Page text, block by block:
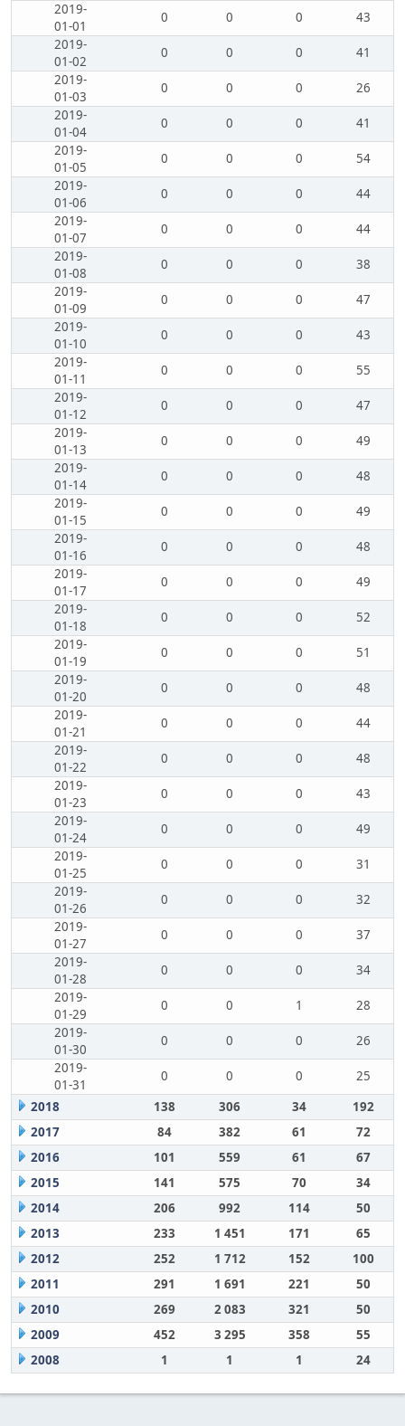
2019-
01-01
0 0 0
43
2019-
01-02
0 0 0
41
2019-
01-03
0 0 0
26
2019-
01-04
0 0 0
41
2019-
01-05
0 0 0
54
2019-
01-06
0 0 0
44
2019-
01-07
0 0 0
44
2019-
01-08
0 0 0
38
2019-
01-09
0 0 0
47
2019-
01-10
0 0 0
43
2019-
01-11
0 0 0
55
2019-
01-12
0 0 0
47
2019-
01-13
0 0 0
49
2019-
01-14
0 0 0
48
2019-
01-15
0 0 0
49
2019-
01-16
0 0 0
48
2019-
01-17
0 0 0
49
2019-
01-18
0 0 0
52
2019-
01-19
0 0 0
51
2019-
01-20
0 0 0
48
2019-
01-21
0 0 0
44
2019-
01-22
0 0 0
48
2019-
01-23
0 0 0
43
2019-
01-24
0 0 0
49
2019-
01-25
0 0 0
31
2019-
01-26
0 0 0
32
2019-
01-27
0 0 0
37
2019-
01-28
0 0 0
34
2019-
01-29
0 0 1
28
2019-
01-30
0 0 0
26
2019-
01-31
0 0 0
25
2018
138 306 34
192
2017
84 382 61
72
2016
101 559 61
67
2015
141 575 70
34
2014
206 992 114
50
2013
233 1 451 171
65
2012
252 1 712 152
100
2011
291 1 691 221
50
2010
269 2 083 321
50
2009
452 3 295 358
55
2008
1 1 1 24